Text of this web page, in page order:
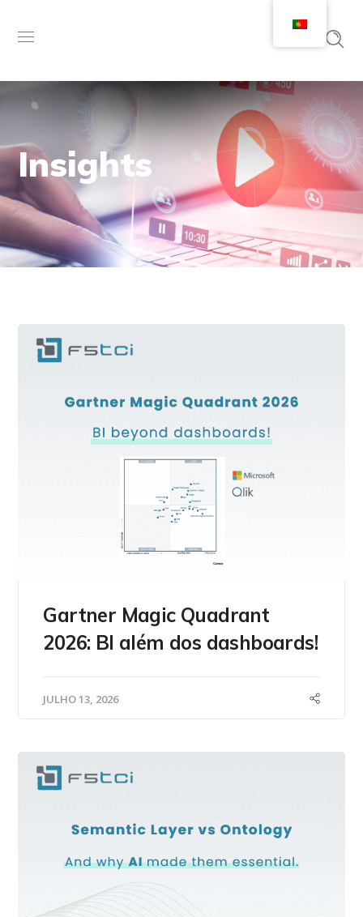
Insights
Gartner Magic Quadrant
2026: BI além dos dashboards!
JULHO 13, 2026